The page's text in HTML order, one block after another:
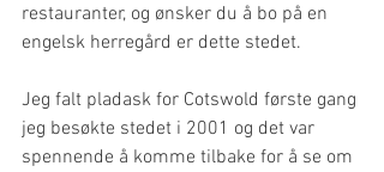
restauranter, og ønsker du å bo på en
engelsk herregård er dette stedet.
Jeg falt pladask for Cotswold første gang
jeg besøkte stedet i 2001 og det var
spennende å komme tilbake for å se om